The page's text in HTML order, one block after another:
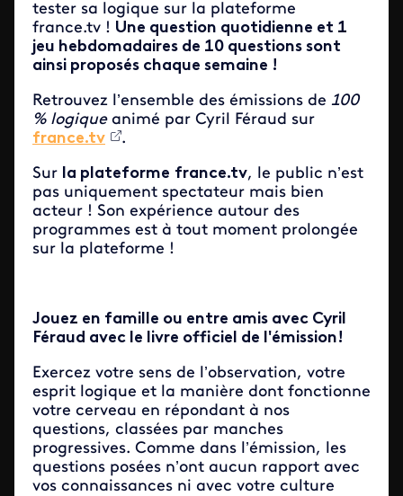
tester sa logique sur la plateforme
france.tv ! Une question quotidienne et 1
jeu hebdomadaires de 10 questions sont
ainsi proposés chaque semaine !
Retrouvez l’ensemble des émissions de 100
% logiqueanimé par Cyril Féraud sur
france.tv
.
Sur la plateforme france.tv, le public n’est
pas uniquement spectateur mais bien
acteur ! Son expérience autour des
programmes est à tout moment prolongée
sur la plateforme !
Jouez en famille ou entre amis avec Cyril
Féraud avec le livre officiel de l'émission!
Exercez votre sens de l’observation, votre
esprit logique et la manière dont fonctionne
votre cerveau en répondant à nos
questions, classées par manches
progressives. Comme dans l’émission, les
questions posées n’ont aucun rapport avec
vos connaissances ni avec votre culture